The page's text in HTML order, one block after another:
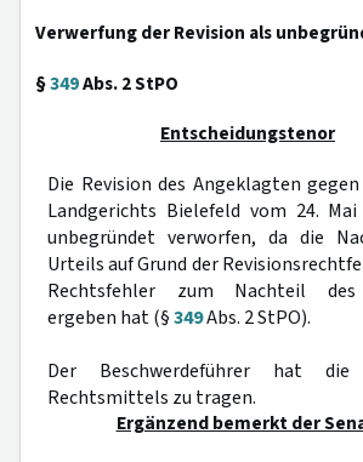
Verwerfung der Revision als
§349Abs. 2 StPO
Entscheidungstenor
Die Revision des Angeklagten
Landgerichts Bielefeld vom 24.
unbegründet verworfen, da die
Urteils auf Grund der
Rechtsfehler zum Nachteil des
ergeben hat (§349Abs. 2 StPO).
Der Beschwerdeführer hat
Rechtsmittels zu tragen.
Ergänzend bemerkt der